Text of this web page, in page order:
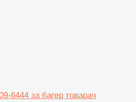
6444 за багер товарач